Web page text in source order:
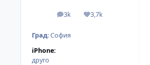
3k
мнения 3,7k
Reputation
Град:София
iPhone:
друго